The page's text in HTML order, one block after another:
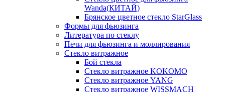
Wanda(КИТАЙ)
Брянское цветное стекло StarGlass
Формы для фьюзинга
Литература по стеклу
Печи для фьюзинга и моллирования
Стекло витражное
Бой стекла
Стекло витражное KOKOMO
Стекло витражное YANG
Стекло витражное WISSMACH